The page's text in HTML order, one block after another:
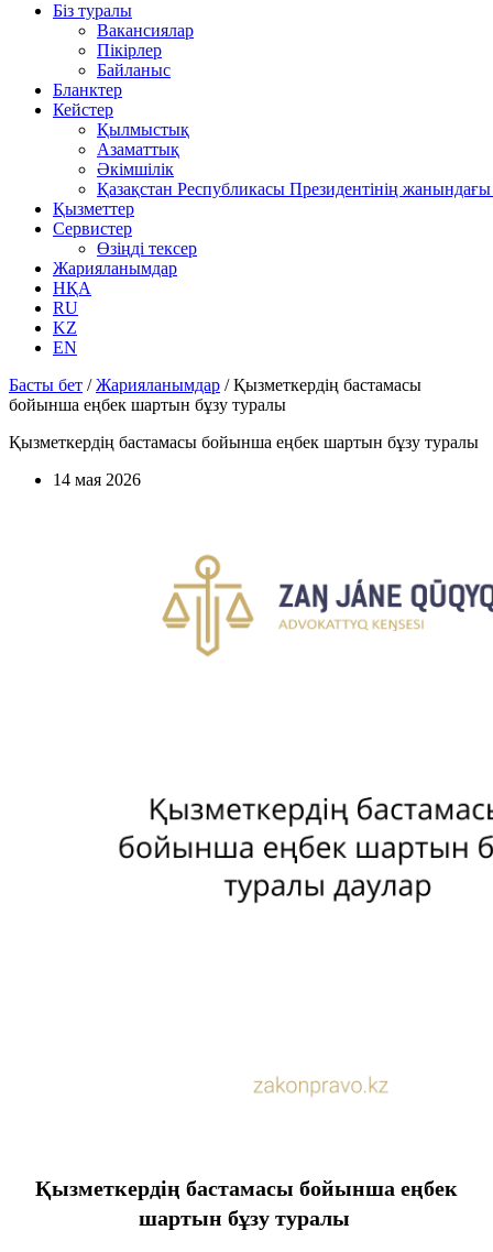
Біз туралы
Вакансиялар
Пікірлер
Байланыс
Бланктер
Кейстер
Қылмыстық
Азаматтық
Әкімшілік
Қазақстан Республикасы Президентінің
Қызметтер
Сервистер
Өзіңді тексер
Жарияланымдар
НҚА
RU
KZ
EN
Басты бет /Жарияланымдар /Қызметкердің бастамасы
бойынша еңбек шартын бұзу туралы
Қызметкердің бастамасы бойынша еңбек шартын бұзу туралы
14 мая 2026
Қызметкердің бастамасы бойынша еңбек
шартын бұзу туралы